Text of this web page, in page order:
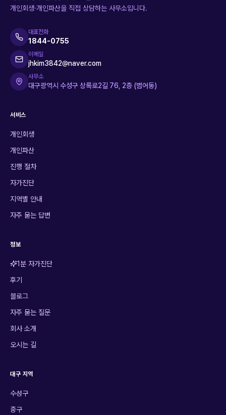
개인회생·개인파산을 직접 상담하는 사무소입니다.
대표전화
1844-0755
이메일
jhkim3842@naver.com
사무소
대구광역시 수성구 상록로2길 76, 2층 (범어동)
서비스
개인회생
개인파산
진행 절차
자가진단
지역별 안내
자주 묻는 답변
정보
1분 자가진단
후기
블로그
자주 묻는 질문
회사 소개
오시는 길
대구 지역
수성구
중구